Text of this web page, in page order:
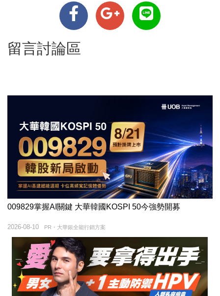
留言討論區
009829掌握AI關鍵 大華韓國KOSPI 50今強勢開募
PR・大華銀全能行銷方案
2026-08-10